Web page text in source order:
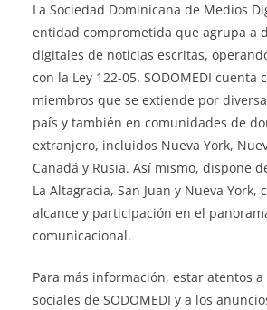
La Sociedad Dominicana de Medios
entidad comprometida que agrupa a
digitales de noticias escritas,
con la Ley 122-05. SODOMEDI cuenta
miembros que se extiende por
país y también en comunidades de
extranjero, incluidos Nueva York,
Canadá y Rusia. Así mismo, dispone
La Altagracia, San Juan y Nueva York,
alcance y participación en el
comunicacional.
Para más información, estar atentos a
sociales de SODOMEDI y a los